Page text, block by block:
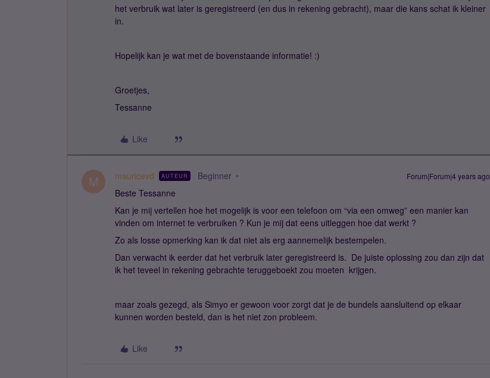
het verbruik wat later is geregistreerd (en dus in rekening gebracht), maar die kans schat ik kleiner
in.
Hopelijk kan je wat met de bovenstaande informatie! :)
Groetjes,
Tessanne
Like
M mauricevd AUTEUR Beginner Forum|Forum|4 years ago
Beste Tessanne
Kan je mij vertellen hoe het mogelijk is voor een telefoon om “via een omweg” een manier kan
vinden om internet te verbruiken ? Kun je mij dat eens uitleggen hoe dat werkt ?
Zo als losse opmerking kan ik dat niet als erg aannemelijk bestempelen.
Dan verwacht ik eerder dat het verbruik later geregistreerd is. De juiste oplossing zou dan zijn dat
ik het teveel in rekening gebrachte teruggeboekt zou moeten krijgen.
maar zoals gezegd, als Simyo er gewoon voor zorgt dat je de bundels aansluitend op elkaar
kunnen worden besteld, dan is het niet zon probleem.
Like